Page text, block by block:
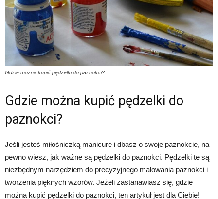
Gdzie można kupić pędzelki do paznokci?
Gdzie można kupić pędzelki do
paznokci?
Jeśli jesteś miłośniczką manicure i dbasz o swoje paznokcie, na
pewno wiesz, jak ważne są pędzelki do paznokci. Pędzelki te są
niezbędnym narzędziem do precyzyjnego malowania paznokci i
tworzenia pięknych wzorów. Jeżeli zastanawiasz się, gdzie
można kupić pędzelki do paznokci, ten artykuł jest dla Ciebie!